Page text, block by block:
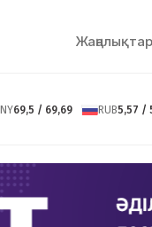
Жаңалықтар
69,5 / 69,69 RUB5,57 /